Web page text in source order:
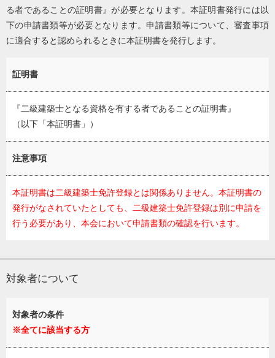
る者であることの証明書』が必要となります。本証明書発行には以
下の申請書類等が必要となります。申請書類等について、審査事項
に適合すると認められるときに本証明書を発行します。
証明書
『二級建築士となる資格を有する者であることの証明書』
（以下「本証明書」）
注意事項
本証明書は二級建築士免許登録とは関係ありません。本証明書の
発行がなされていたとしても、二級建築士免許登録は別に申請を
行う必要があり、本会において申請書類の確認を行います。
対象者について
対象者の条件
※全てに該当する方